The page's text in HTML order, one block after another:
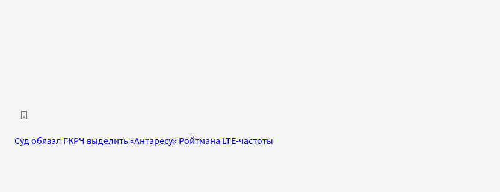
Суд обязал ГКРЧ выделить «Антаресу» Ройтмана LTE-частоты